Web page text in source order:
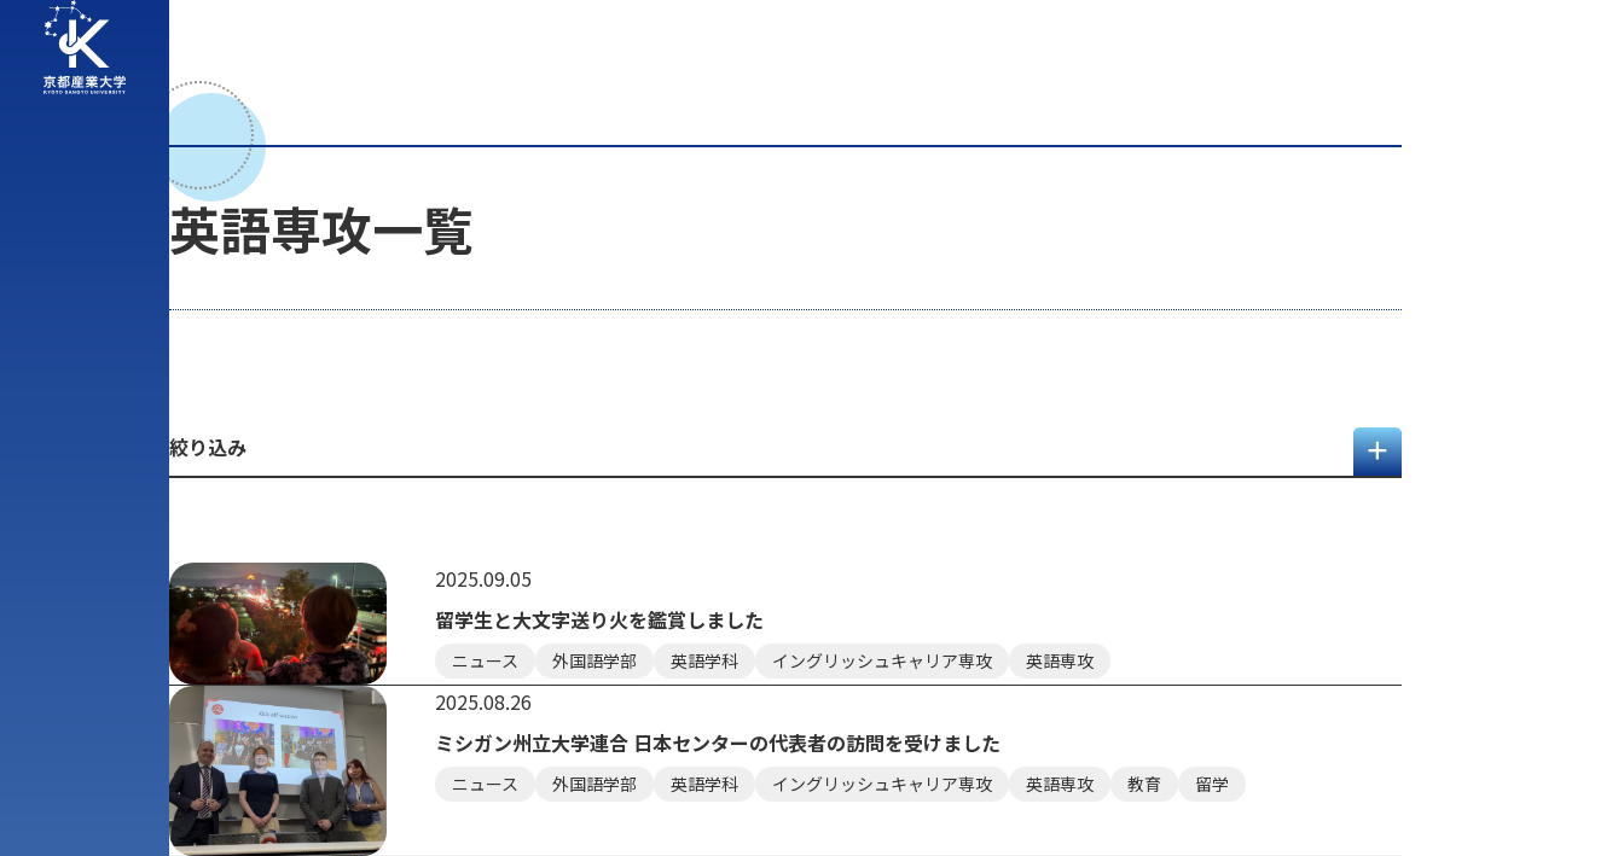
英語専攻一覧
絞り込み
2025.09.05
留学生と大文字送り火を鑑賞しました
ニュース 外国語学部 英語学科 イングリッシュキャリア専攻 英語専攻
2025.08.26
ミシガン州立大学連合 日本センターの代表者の訪問を受けました
ニュース 外国語学部 英語学科 イングリッシュキャリア専攻 英語専攻 教育 留学